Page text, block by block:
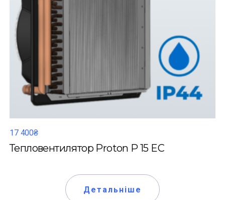
17 400₴
Тепловентилятор Proton P 15 EC
Детальніше